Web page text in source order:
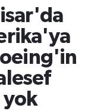
yok